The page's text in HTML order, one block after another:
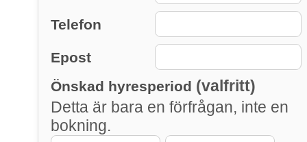
Telefon
Epost
Önskad hyresperiod (valfritt)
Detta är bara en förfrågan, inte en
bokning.